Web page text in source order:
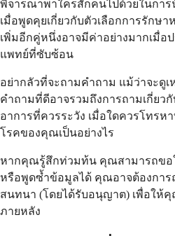
พิจารณาพาใครสักคนไปด้วยในการ
เมื่อพูดคุยเกี่ยวกับตัวเลือกการรักษ
เพิ่มอีกคู่หนึ่งอาจมีค่าอย่างมากเมื่อ
แพทย์ที่ซับซ้อน
อย่ากลัวที่จะถามคำถาม แม้ว่าจะดูเ
คำถามที่ดีอาจรวมถึงการถามเกี่ยว
อาการที่ควรระวัง เมื่อใดควรโทร
โรคของคุณเป็นอย่างไร
หากคุณรู้สึกท่วมท้น คุณสามารถขอ
หรือพูดซ้ำข้อมูลได้ คุณอาจต้องกา
สนทนา (โดยได้รับอนุญาต) เพื่อให้
ภายหลัง